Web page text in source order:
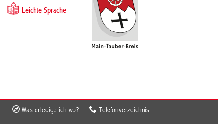
Leichte Sprache
Was erledige ich wo? Telefonverzeichnis